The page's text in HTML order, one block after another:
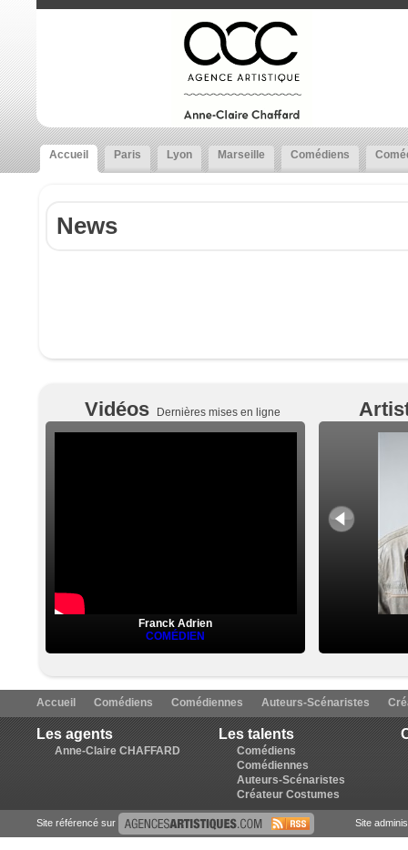
Accueil Paris Lyon Marseille Comédiens
News
Vidéos Dernières mises en ligne
Franck Adrien
COMÉDIEN
Accueil Comédiens Comédiennes Auteurs-Scénaristes
Les agents
Anne-Claire CHAFFARD
Les talents
Comédiens
Comédiennes
Auteurs-Scénaristes
Créateur Costumes
Site référencé sur Site